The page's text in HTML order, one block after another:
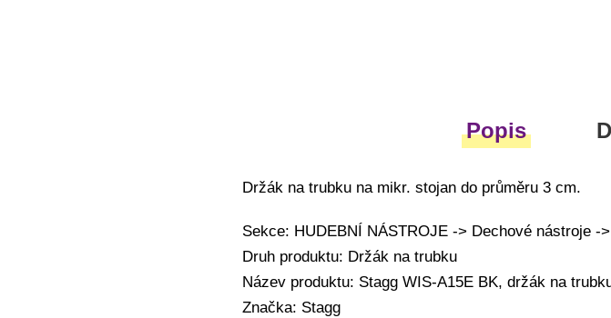
Popis
Držák na trubku na mikr. stojan do průměru 3 cm.
Sekce: HUDEBNÍ NÁSTROJE -> Dechové nástroje
Druh produktu: Držák na trubku
Název produktu: Stagg WIS-A15E BK, držák na
Značka: Stagg